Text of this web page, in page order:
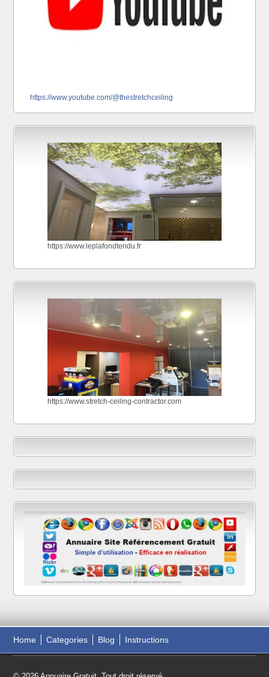
https://www.youtube.com/@thestretchceiling
https://www.leplafondtendu.fr
https://www.stretch-ceiling-contractor.com
Home Categories Blog Instructions